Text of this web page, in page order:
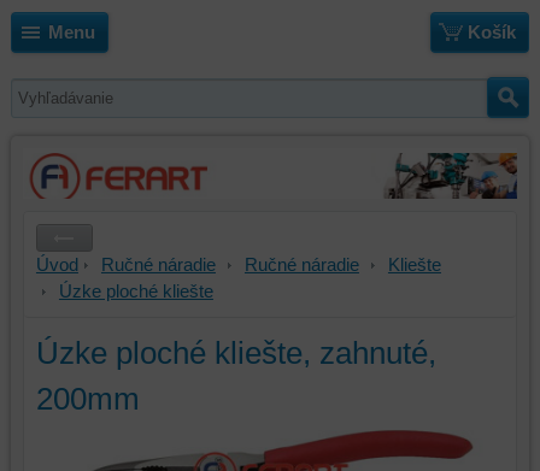
Menu Košík
Úvod Ručné náradie Ručné náradie
Kliešte
Úzke ploché kliešte
Úzke ploché kliešte, zahnuté,
200mm